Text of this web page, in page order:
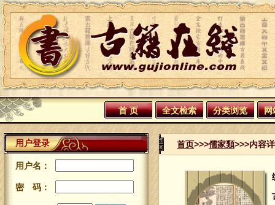
首 页 全文检索 分类浏览 网
用户登录
用户名：
密 码：
首页>>>儒家類>>>内容